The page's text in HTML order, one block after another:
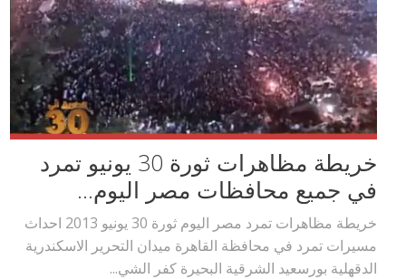
خريطة مظاهرات ثورة 30 يونيو تمرد
في جميع محافظات مصر اليوم...
خريطة مظاهرات تمرد مصر اليوم ثورة 30 يونيو 2013 احداث
مسيرات تمرد في محافظة القاهرة ميدان التحرير الاسكندرية
الدقهلية بورسعيد الشرقية البحيرة كفر الشي...